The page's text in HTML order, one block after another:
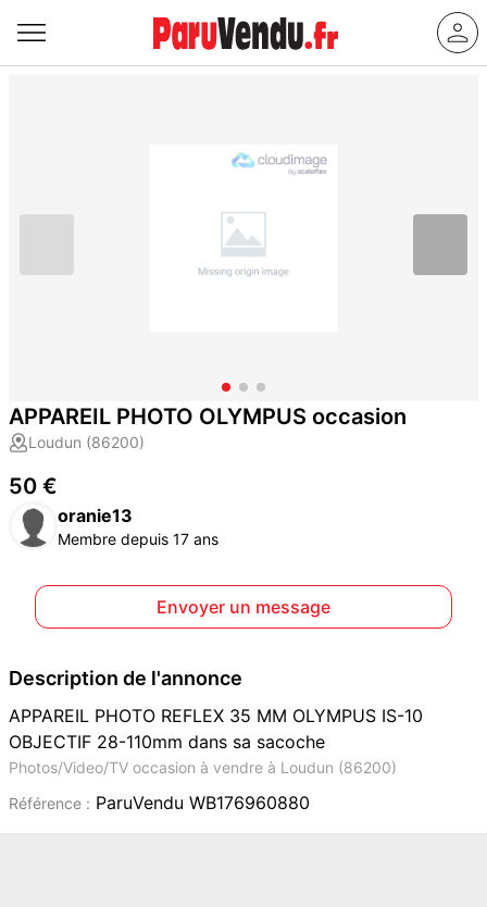
APPAREIL PHOTO OLYMPUS occasion
Loudun (86200)
50 €
oranie13
Membre depuis 17 ans
Envoyer un message
Description de l'annonce
APPAREIL PHOTO REFLEX 35 MM OLYMPUS IS-10
OBJECTIF 28-110mm dans sa sacoche
Photos/Video/TV occasion à vendre à Loudun (86200)
Référence : ParuVendu WB176960880